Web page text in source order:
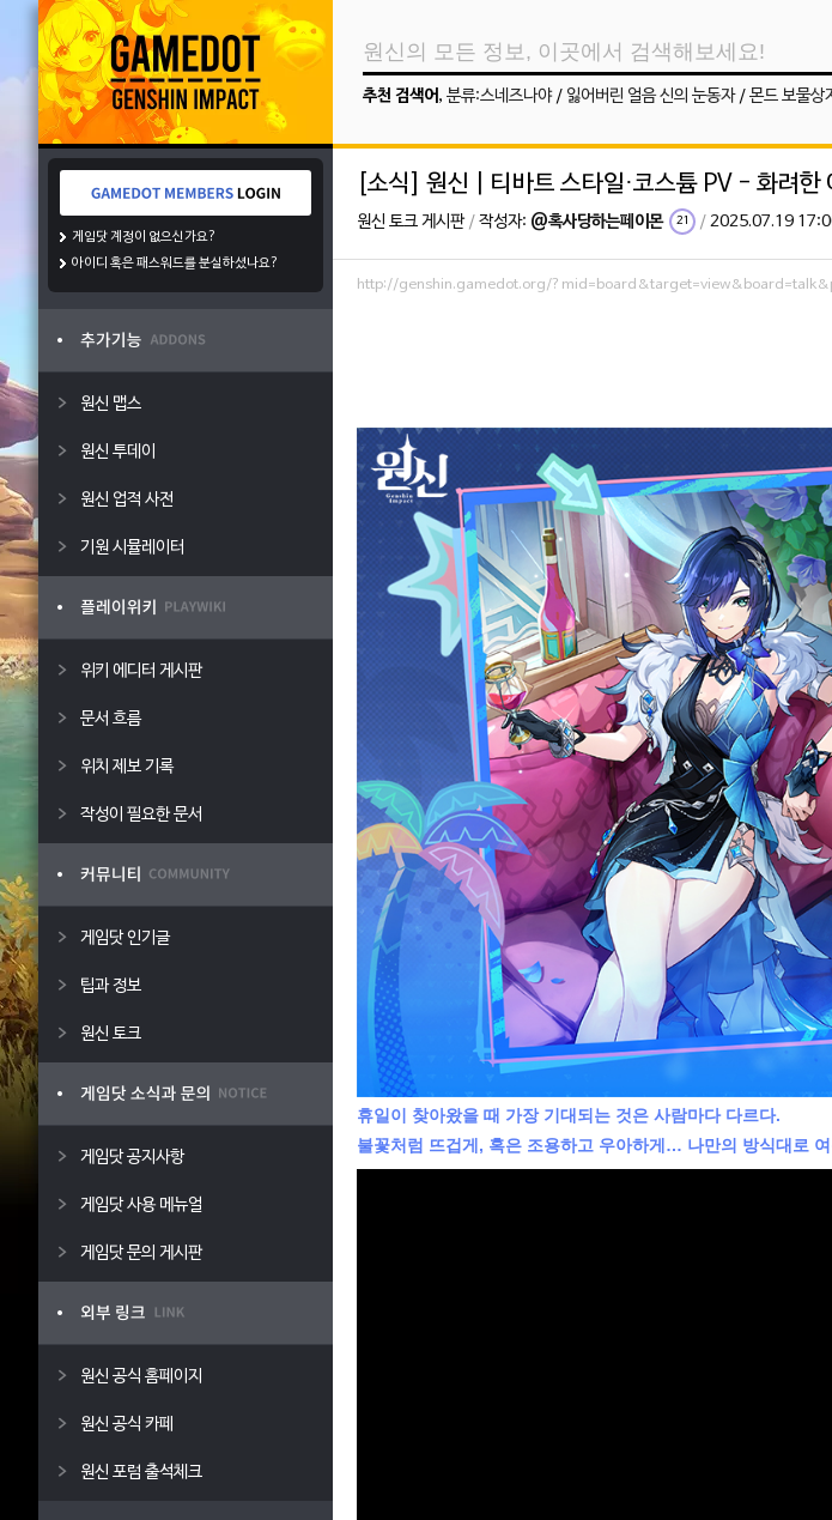
게임닷 계정이 없으신가요?
아이디 혹은 패스워드를 분실하셨나요?
원신 맵스
원신 투데이
원신 업적 사전
기원 시뮬레이터
위키 에디터 게시판
문서 흐름
위치 제보 기록
작성이 필요한 문서
게임닷 인기글
팁과 정보
원신 토크
게임닷 공지사항
게임닷 사용 메뉴얼
게임닷 문의 게시판
원신 공식 홈페이지
원신 공식 카페
원신 포럼 출석체크
추천 검색어 , 분류:스네즈나야/ 잃어버린 얼음 신의 눈동자/ 몬드 보물상
[소식] 원신 | 티바트 스타일·코스튬 PV - 화려한
원신 토크 게시판/ 작성자: @혹사당하는페이몬 21 / 2025.07.19
http://genshin.gamedot.org/
휴일이 찾아왔을 때 가장 기대되는 것은 사람마다 다르다.
불꽃처럼 뜨겁게, 혹은 조용하고 우아하게… 나만의 방식대로